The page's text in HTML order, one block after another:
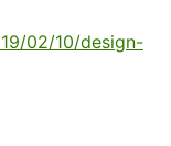
02/10/design-